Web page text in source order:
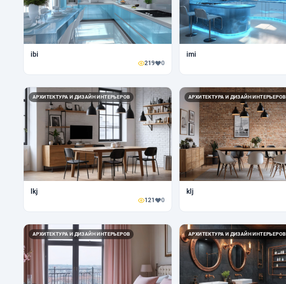
ibi
219 0
imi
АРХИТЕКТУРА И ДИЗАЙН ИНТЕРЬЕРОВ
lkj
121 0
АРХИТЕКТУРА И ДИЗАЙН ИНТЕРЬЕРОВ
klj
АРХИТЕКТУРА И ДИЗАЙН ИНТЕРЬЕРОВ АРХИТЕКТУРА И ДИЗАЙН ИНТЕРЬЕРОВ